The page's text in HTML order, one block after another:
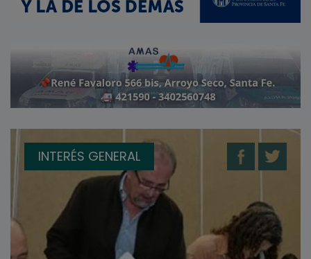
INTERÉS GENERAL